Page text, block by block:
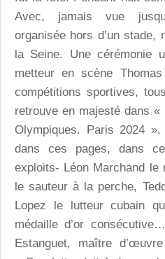
Avec, jamais vue
organisée hors d’un
la Seine. Une cérémonie
metteur en scène
compétitions sportives,
retrouve en majesté dans
Olympiques. Paris 2024
dans ces pages, dans
exploits- Léon Marchand le
le sauteur à la perche,
Lopez le lutteur cubain
médaille d’or
Estanguet, maître